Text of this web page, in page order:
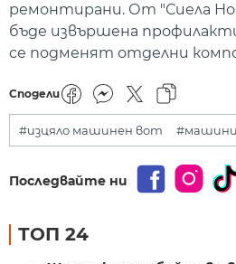
ремонтирани. От "Сиела
бъде извършена
се подменят отделни
Сподели
#изцяло машинен вот #машини
Последвайте ни
ТОП 24